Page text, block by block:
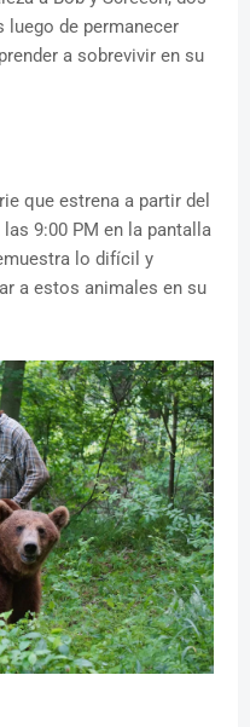
de permanecer
a sobrevivir en su
que estrena a partir del
9:00 PM en la pantalla
lo difícil y
a estos animales en su